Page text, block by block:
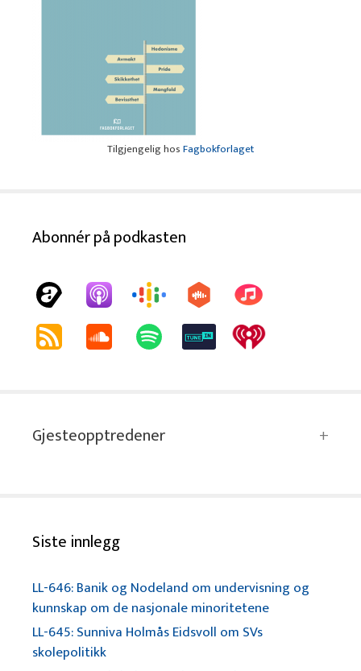
Tilgjengelig hosFagbokforlaget
Abonnér på podkasten
Gjesteopptredener
Siste innlegg
LL-646: Banik og Nodeland om undervisning og
kunnskap om de nasjonale minoritetene
LL-645: Sunniva Holmås Eidsvoll om SVs
skolepolitikk